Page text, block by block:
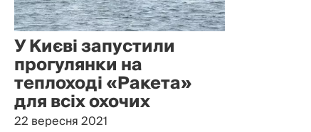
У Києві запустили
прогулянки на
теплоході «Ракета»
для всіх охочих
22 вересня 2021